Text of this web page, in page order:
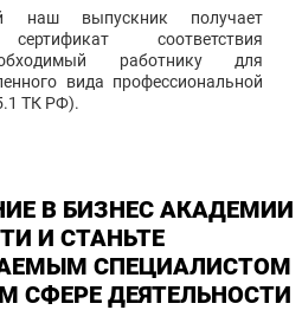
наш выпускник получает
соответствия
работнику для
вида профессиональной
ТК РФ).
В БИЗНЕС АКАДЕМИИ
И СТАНЬТЕ
СПЕЦИАЛИСТОМ
СФЕРЕ ДЕЯТЕЛЬНОСТИ